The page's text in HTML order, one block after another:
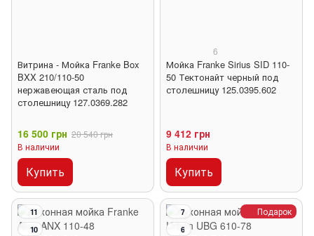
Витрина - Мойка Franke Box
BXX 210/110-50
нержавеющая сталь под
столешницу 127.0369.282
16 500 грн 20 540 грн
В наличии
Купить
6
Мойка Franke Sirius SID 110-
50 Тектонайт черный под
столешницу 125.0395.602
9 412 грн
В наличии
Купить
11
10
Подарок
7
6